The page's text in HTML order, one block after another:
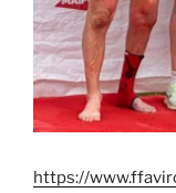
https://